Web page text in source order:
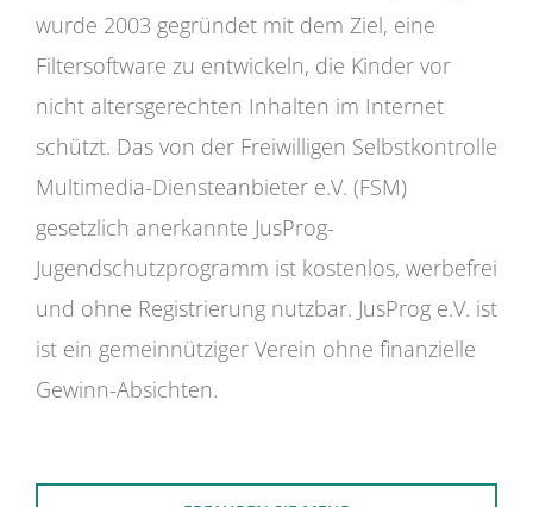
wurde 2003 gegründet mit dem Ziel, eine
Filtersoftware zu entwickeln, die Kinder vor
nicht altersgerechten Inhalten im Internet
schützt. Das von der Freiwilligen Selbstkontrolle
Multimedia-Diensteanbieter e.V. (FSM)
gesetzlich anerkannte JusProg-
Jugendschutzprogramm ist kostenlos, werbefrei
und ohne Registrierung nutzbar. JusProg e.V. ist
ist ein gemeinnütziger Verein ohne finanzielle
Gewinn-Absichten.